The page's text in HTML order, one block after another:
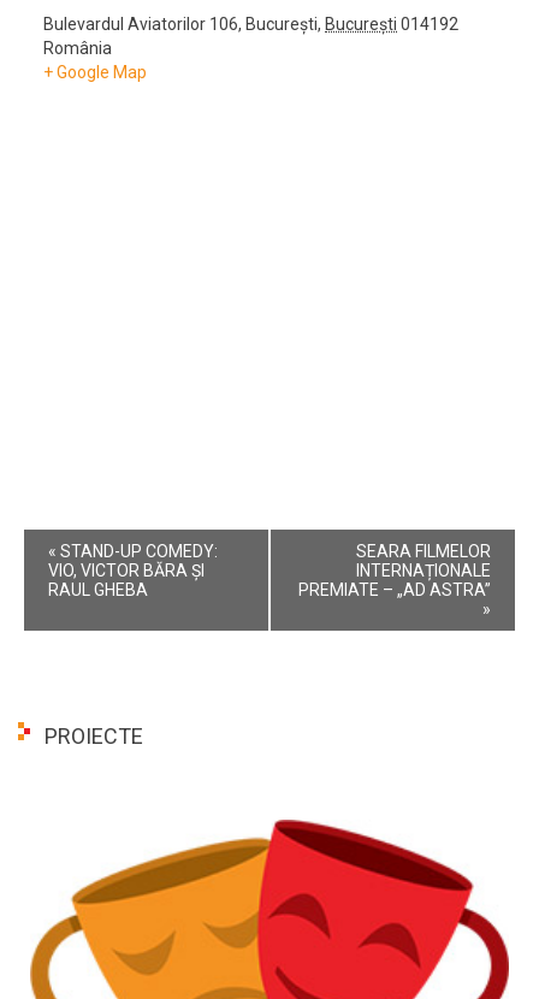
Bulevardul Aviatorilor 106, București, București 014192
România
+ Google Map
Event
Navigation
« STAND-UP COMEDY:
VIO, VICTOR BĂRA ȘI
RAUL GHEBA
SEARA FILMELOR
INTERNAȚIONALE
PREMIATE – „AD ASTRA”
»
PROIECTE